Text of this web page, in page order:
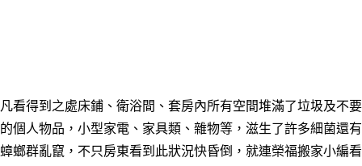
凡看得到之處床鋪、衛浴間、套房內所有空間堆滿了垃圾及不要
的個人物品，小型家電、家具類、雜物等，滋生了許多細菌還有
蟑螂群亂竄，不只房東看到此狀況快昏倒，就連榮福搬家小編看